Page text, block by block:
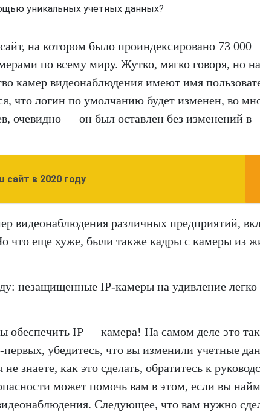
уникальных учетных данных?
на котором было проиндексировано 73 000
по всему миру. Жутко, мягко говоря, но
камер видеонаблюдения имеют имя
что логин по умолчанию будет изменен, во
очевидно — он был оставлен без изменений в
сайт в 2020 году
видеонаблюдения различных предприятий,
что еще хуже, были также кадры с камеры из
незащищенные IP-камеры на удивление легко
обеспечить IP — камера! На самом деле это
убедитесь, что вы изменили учетные
знаете, как это сделать, обратитесь к
может помочь вам в этом, если вы
Следующее, что вам нужно